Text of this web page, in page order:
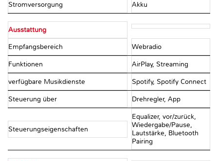
Stromversorgung Akku
Ausstattung
Empfangsbereich Webradio
Funktionen AirPlay, Streaming
verfügbare Musikdienste Spotify, Spotify Connect
Steuerung über Drehregler, App
Steuerungseigenschaften
Equalizer, vor/zurück,
Wiedergabe/Pause,
Lautstärke, Bluetooth
Pairing